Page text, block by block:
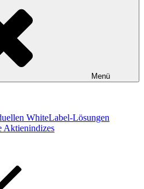
Menü
WhiteLabel-Lösungen
Aktienindizes